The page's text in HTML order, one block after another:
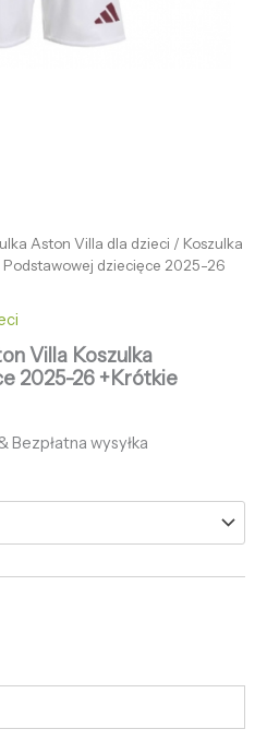
Aston Villa dla dzieci / Koszulka
Podstawowej dziecięce 2025-26
Villa Koszulka
2025-26 +Krótkie
Bezpłatna wysyłka